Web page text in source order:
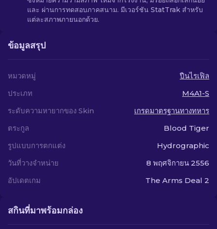
และ ผ่านการทดสอบภาคสนาม. มีเวอร์ชัน StatTrak สำหรับ
แต่ละสภาพภายนอกด้วย.
ข้อมูลสรุป
หมวดหมู่
ปืนไรเฟิล
ประเภท
M4A1-S
ระดับความหายากของ Skin
เกรดมาตรฐานทางทหาร
ตระกูล
Blood Tiger
รูปแบบการตกแต่ง
Hydrographic
วันที่วางจำหน่าย
8 พฤศจิกายน 2556
อัปเดตเกม
The Arms Deal 2
สกินที่มาพร้อมกล่อง